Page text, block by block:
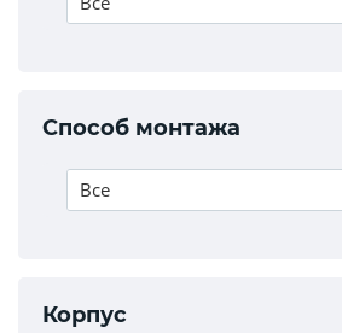
Способ монтажа
Все
Корпус